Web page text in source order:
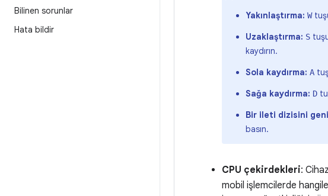
Bilinen sorunlar
Hata bildir
Yakınlaştırma: W
Uzaklaştırma: S
kaydırın.
Sola kaydırma: A
Sağa kaydırma: D
Bir ileti dizisini
basın.
CPU çekirdekleri:
mobil işlemcilerde